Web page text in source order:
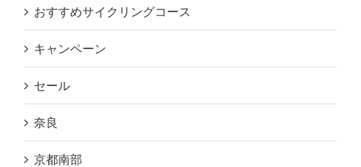
おすすめサイクリングコース
キャンペーン
セール
奈良
京都南部